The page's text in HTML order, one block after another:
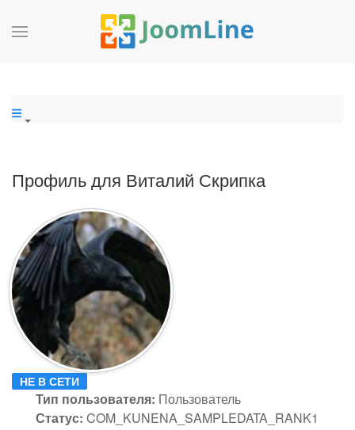
Профиль для Виталий Скрипка
НЕ В СЕТИ
Тип пользователя: Пользователь
Статус: COM_KUNENA_SAMPLEDATA_RANK1